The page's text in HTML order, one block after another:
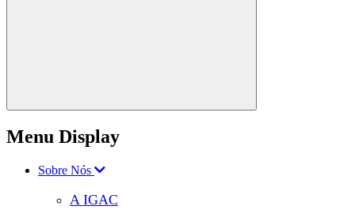
Menu Display
Sobre Nós
A IGAC